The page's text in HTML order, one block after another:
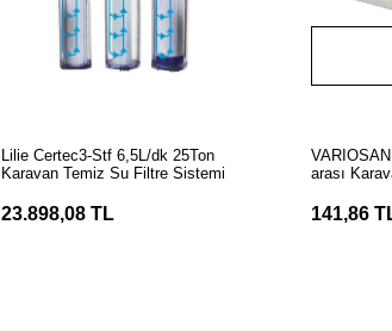
Lilie Certec3-Stf 6,5L/dk 25Ton
Karavan Temiz Su Filtre Sistemi
23.898,08 TL
arası
141,86